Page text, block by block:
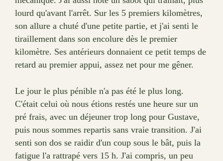
lourd qu'avant l'arrêt. Sur les 5 premiers kilomètres,
son allure a chuté d'une petite partie, et j'ai senti le
tiraillement dans son encolure dès le premier
kilomètre. Ses antérieurs donnaient ce petit temps de
retard au premier appui, assez net pour me gêner.
Le jour le plus pénible n'a pas été le plus long.
C'était celui où nous étions restés une heure sur un
pré frais, avec un déjeuner trop long pour Gustave,
puis nous sommes repartis sans vraie transition. J'ai
senti son dos se raidir d'un coup sous le bât, puis la
fatigue l'a rattrapé vers 15 h. J'ai compris, un peu